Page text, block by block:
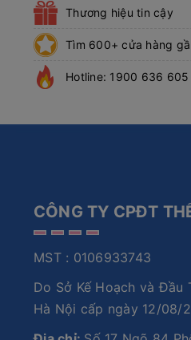
Thương hiệu tin cậy
Tìm 600+ cửa hàng
Hotline: 1900 636 605
CÔNG TY CPĐT
MST : 0106933743
Do Sở Kế Hoạch và Đầu
Hà Nội cấp ngày 12/08/